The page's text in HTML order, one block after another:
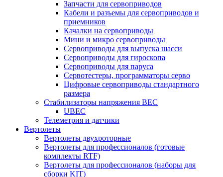
Запчасти для сервоприводов
Кабели и разъемы для сервоприводов и
приемников
Качалки на сервоприводы
Мини и микро сервоприводы
Сервоприводы для выпуска шасси
Сервоприводы для гироскопа
Сервоприводы для паруса
Сервотестеры, программаторы серво
Цифровые сервоприводы стандартного
размера
Стабилизаторы напряжения BEC
UBEC
Телеметрия и датчики
Вертолеты
Вертолеты двухроторные
Вертолеты для профессионалов (готовые
комплекты RTF)
Вертолеты для профессионалов (наборы для
сборки KIT)